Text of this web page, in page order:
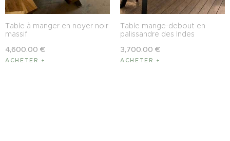
Table à manger en noyer noir
massif
4,600.00 €
ACHETER
Table mange-debout en
palissandre des Indes
3,700.00 €
ACHETER